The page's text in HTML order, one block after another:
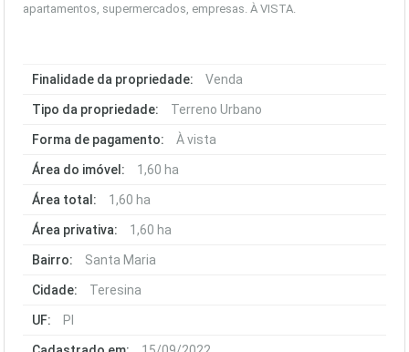
apartamentos, supermercados, empresas. À VISTA.
Finalidade da propriedade: Venda
Tipo da propriedade: Terreno Urbano
Forma de pagamento: À vista
Área do imóvel: 1,60 ha
Área total: 1,60 ha
Área privativa: 1,60 ha
Bairro: Santa Maria
Cidade: Teresina
UF: PI